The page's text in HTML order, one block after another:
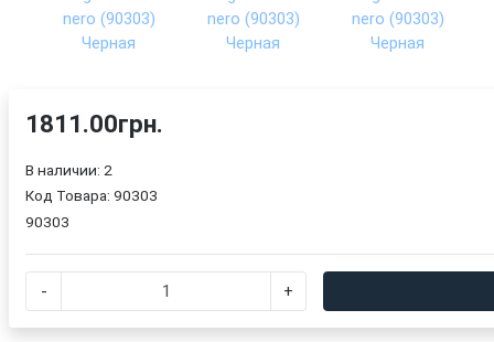
1811.00грн.
В наличии: 2
Код Товара: 90303
90303
- +